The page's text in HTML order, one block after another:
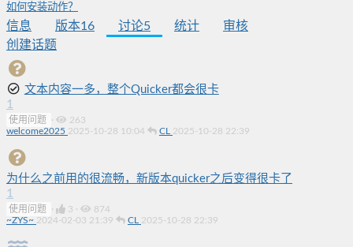
如何安装动作？
信息 版本16 讨论5 统计
审核
创建话题
文本内容一多，整个Quicker都会很卡
1
使用问题 ·
263
welcome2025 2025-10-28 10:04 CL 2025-10-28 22:39
为什么之前用的很流畅，新版本quicker之后变得很卡了
1
使用问题 · 3 ·
874
~ZYS~ 2024-02-03 21:39 CL 2025-10-28 22:39